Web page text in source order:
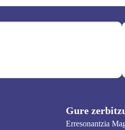
Gure
Erresonantzia